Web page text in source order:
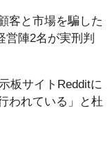
客と市場を騙した
営陣2名が実刑判
板サイトRedditに
われている」と杜